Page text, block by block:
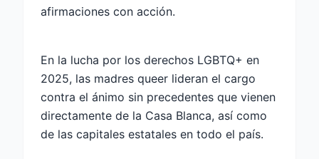
afirmaciones con acción.
En la lucha por los derechos LGBTQ+ en
2025, las madres queer lideran el cargo
contra el ánimo sin precedentes que vienen
directamente de la Casa Blanca, así como
de las capitales estatales en todo el país.